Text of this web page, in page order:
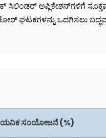
ಸಿಲಿಂಡರ್ ಅಪ್ಲಿಕೇಶನ್‌ಗಳಿಗೆ
ಘಟಕಗಳನ್ನು ಒದಗಿಸಲು
ಸಂಯೋಜನೆ (%)